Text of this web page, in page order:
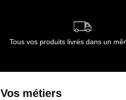
Tous vos produits livrés dans un
Vos métiers